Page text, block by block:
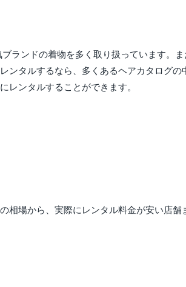
ランドの着物を多く取り扱っています。
タルするなら、多くあるヘアカタログ
レンタルすることができます。
場から、実際にレンタル料金が安い店